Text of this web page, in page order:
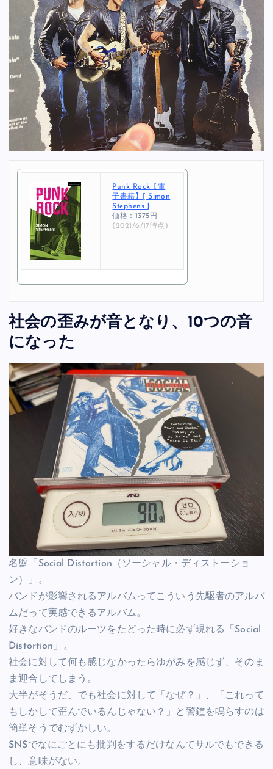
Punk Rock【電
子書籍】[ Simon
Stephens ]
価格：1375円
(2021/6/17時点)
社会の歪みが音となり、10つの音
になった
名盤「Social Distortion（ソーシャル・ディストーショ
ン）」。
バンドが影響されるアルバムってこういう先駆者のアルバ
ムだって実感できるアルバム。
好きなバンドのルーツをたどった時に必ず現れる「Social
Distortion」。
社会に対して何も感じなかったらゆがみを感じず、そのま
ま迎合してしまう。
大半がそうだ、でも社会に対して「なぜ？」、「これって
もしかして歪んでいるんじゃない？」と警鐘を鳴らすのは
簡単そうでむずかしい。
SNSでなにごとにも批判をするだけなんてサルでもできる
し、意味がない。